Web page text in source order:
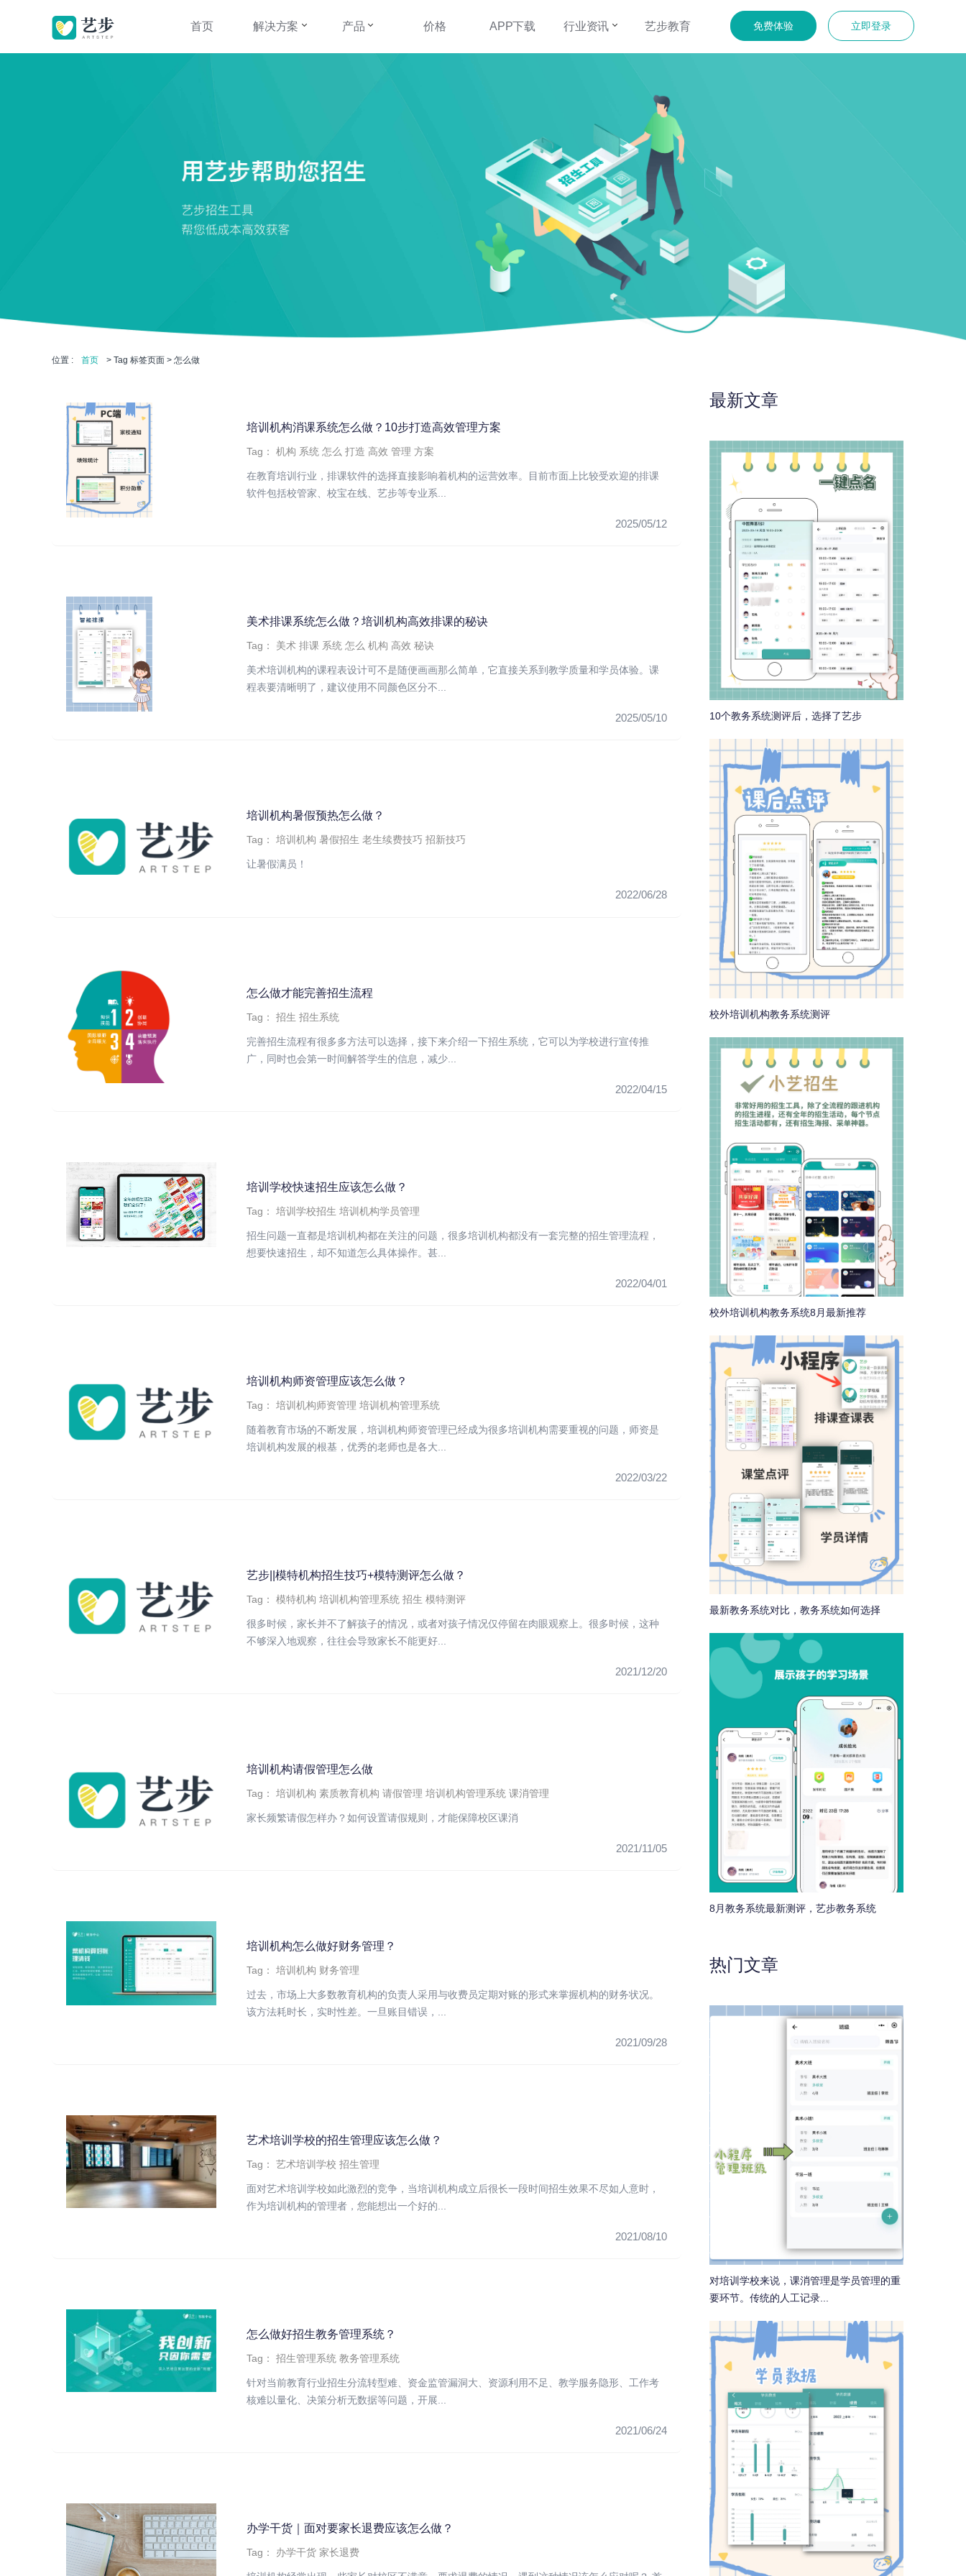
首页 解决方案 产品 价格 APP下载 行业资讯 艺步教育 免费体验 立即登录
位置 : 首页 > Tag 标签页面 > 怎么做
培训机构消课系统怎么做？10步打造高效管理方案
Tag： 机构 系统 怎么 打造 高效 管理 方案
在教育培训行业，排课软件的选择直接影响着机构的运营效率。目前市面上比较受欢迎的排课
软件包括校管家、校宝在线、艺步等专业系...
2025/05/12
美术排课系统怎么做？培训机构高效排课的秘诀
Tag： 美术 排课 系统 怎么 机构 高效 秘诀
美术培训机构的课程表设计可不是随便画画那么简单，它直接关系到教学质量和学员体验。课
程表要清晰明了，建议使用不同颜色区分不...
2025/05/10
培训机构暑假预热怎么做？
Tag： 培训机构 暑假招生 老生续费技巧 招新技巧
让暑假满员！
2022/06/28
怎么做才能完善招生流程
Tag： 招生 招生系统
完善招生流程有很多多方法可以选择，接下来介绍一下招生系统，它可以为学校进行宣传推
广，同时也会第一时间解答学生的信息，减少...
2022/04/15
培训学校快速招生应该怎么做？
Tag： 培训学校招生 培训机构学员管理
招生问题一直都是培训机构都在关注的问题，很多培训机构都没有一套完整的招生管理流程，
想要快速招生，却不知道怎么具体操作。甚...
2022/04/01
培训机构师资管理应该怎么做？
Tag： 培训机构师资管理 培训机构管理系统
随着教育市场的不断发展，培训机构师资管理已经成为很多培训机构需要重视的问题，师资是
培训机构发展的根基，优秀的老师也是各大...
2022/03/22
艺步||模特机构招生技巧+模特测评怎么做？
Tag： 模特机构 培训机构管理系统 招生 模特测评
很多时候，家长并不了解孩子的情况，或者对孩子情况仅停留在肉眼观察上。很多时候，这种
不够深入地观察，往往会导致家长不能更好...
2021/12/20
培训机构请假管理怎么做
Tag： 培训机构 素质教育机构 请假管理 培训机构管理系统 课消管理
家长频繁请假怎样办？如何设置请假规则，才能保障校区课消
2021/11/05
培训机构怎么做好财务管理？
Tag： 培训机构 财务管理
过去，市场上大多数教育机构的负责人采用与收费员定期对账的形式来掌握机构的财务状况。
该方法耗时长，实时性差。一旦账目错误，...
2021/09/28
艺术培训学校的招生管理应该怎么做？
Tag： 艺术培训学校 招生管理
面对艺术培训学校如此激烈的竞争，当培训机构成立后很长一段时间招生效果不尽如人意时，
作为培训机构的管理者，您能想出一个好的...
2021/08/10
怎么做好招生教务管理系统？
Tag： 招生管理系统 教务管理系统
针对当前教育行业招生分流转型难、资金监管漏洞大、资源利用不足、教学服务隐形、工作考
核难以量化、决策分析无数据等问题，开展...
2021/06/24
办学干货｜面对要家长退费应该怎么做？
Tag： 办学干货 家长退费
最新文章
10个教务系统测评后，选择了艺步
校外培训机构教务系统测评
校外培训机构教务系统8月最新推荐
最新教务系统对比，教务系统如何选择
8月教务系统最新测评，艺步教务系统
热门文章
对培训学校来说，课消管理是学员管理的重
要环节。传统的人工记录...